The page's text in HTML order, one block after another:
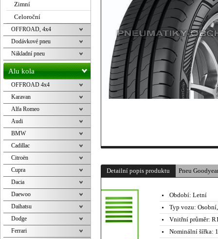
Detailní popis produktu Pneu
Období: Letní
Typ vozu:
Vnitřní průměr:
Nominální šířka:
Zimní
Celoroční
OFFROAD, 4x4
Dodávkové pneu
Nákladní pneu
Alu kola
OFFROAD 4x4
Karavan
Alfa Romeo
Audi
BMW
Cadillac
Citroën
Cupra
Dacia
Daewoo
Daihatsu
Dodge
Ferrari